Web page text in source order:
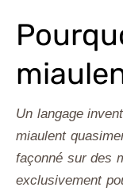
Un langage
miaulent
façonné sur des
exclusivement